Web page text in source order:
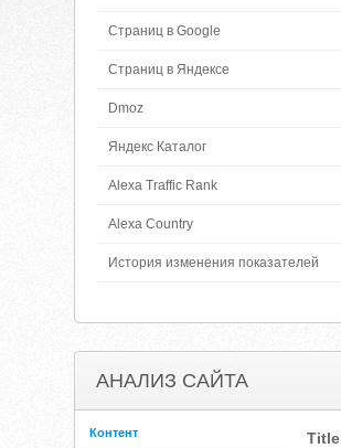
Страниц в Google
Страниц в Яндексе
Dmoz
Яндекс Каталог
Alexa Traffic Rank
Alexa Country
История изменения показателей
АНАЛИЗ САЙТА
Контент Title